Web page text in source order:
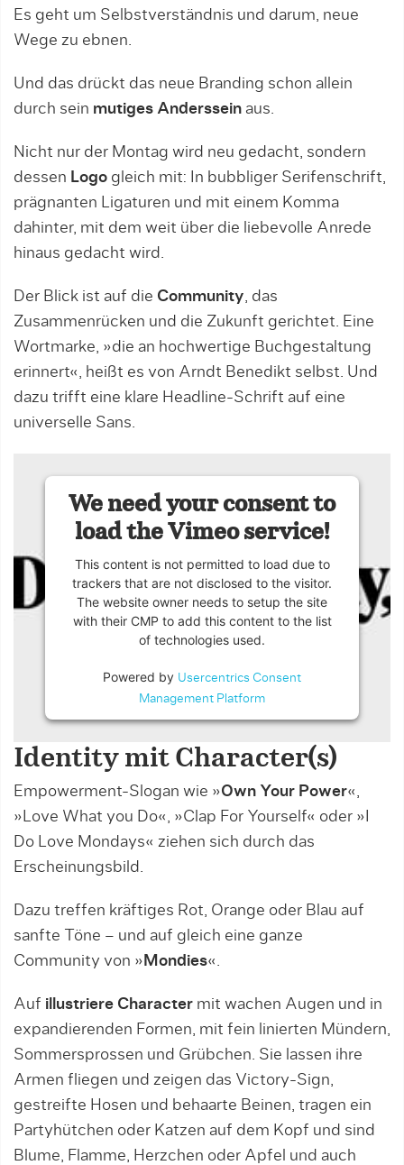
Es geht um Selbstverständnis und darum, neue
Wege zu ebnen.
Und das drückt das neue Branding schon allein
durch sein mutiges Anderssein aus.
Nicht nur der Montag wird neu gedacht, sondern
dessen Logo gleich mit: In bubbliger Serifenschrift,
prägnanten Ligaturen und mit einem Komma
dahinter, mit dem weit über die liebevolle Anrede
hinaus gedacht wird.
Der Blick ist auf die Community, das
Zusammenrücken und die Zukunft gerichtet. Eine
Wortmarke, »die an hochwertige Buchgestaltung
erinnert«, heißt es von Arndt Benedikt selbst. Und
dazu trifft eine klare Headline-Schrift auf eine
universelle Sans.
We need your consent to
load the Vimeo service!
This content is not permitted to load due to
trackers that are not disclosed to the visitor.
The website owner needs to setup the site
with their CMP to add this content to the list
of technologies used.
Powered by Usercentrics Consent
Management Platform
Identity mit Character(s)
Empowerment-Slogan wie »Own Your Power«,
»Love What you Do«, »Clap For Yourself« oder »I
Do Love Mondays« ziehen sich durch das
Erscheinungsbild.
Dazu treffen kräftiges Rot, Orange oder Blau auf
sanfte Töne – und auf gleich eine ganze
Community von » Mondies«.
Auf illustriere Character mit wachen Augen und in
expandierenden Formen, mit fein linierten Mündern,
Sommersprossen und Grübchen. Sie lassen ihre
Armen fliegen und zeigen das Victory-Sign,
gestreifte Hosen und behaarte Beinen, tragen ein
Partyhütchen oder Katzen auf dem Kopf und sind
Blume, Flamme, Herzchen oder Apfel und auch